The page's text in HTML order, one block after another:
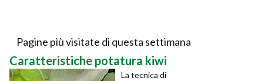
Pagine più visitate di questa settimana
Caratteristiche potatura kiwi
La tecnica di